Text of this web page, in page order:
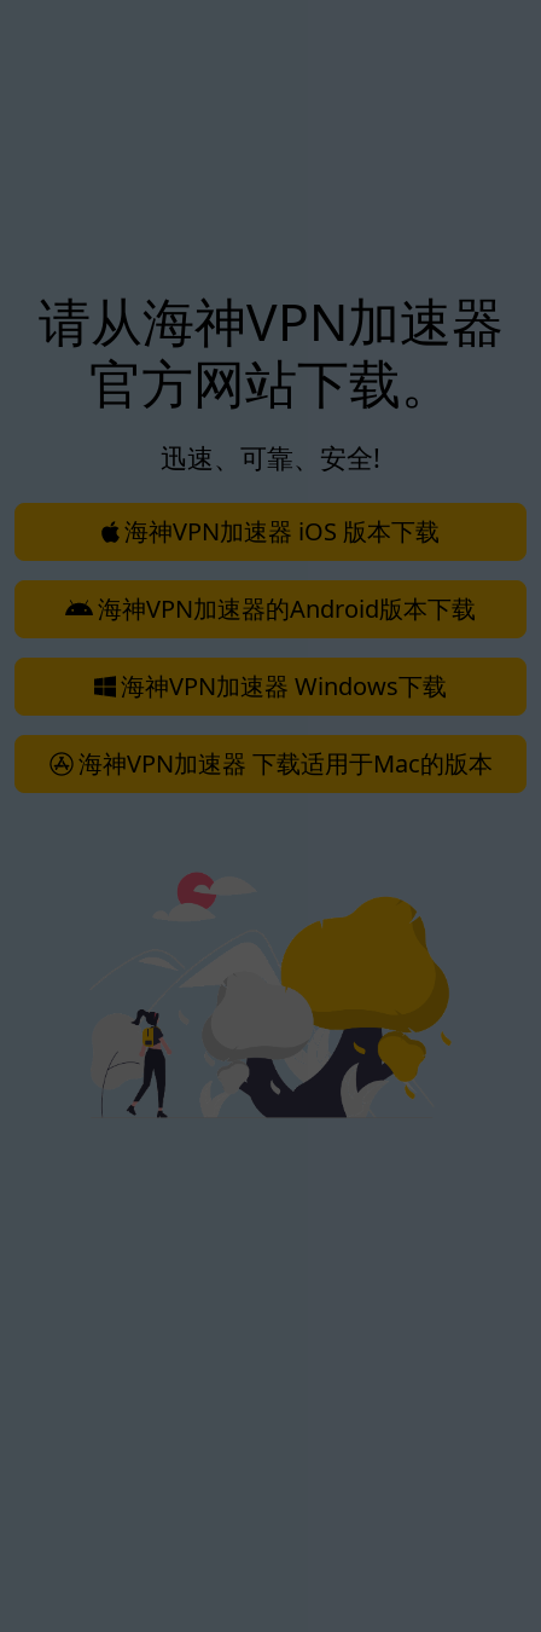
请从海神VPN加速器
官方网站下载。
迅速、可靠、安全!
海神VPN加速器 iOS 版本下载
海神VPN加速器的Android版本下载
海神VPN加速器 Windows下载
海神VPN加速器 下载适用于Mac的版本